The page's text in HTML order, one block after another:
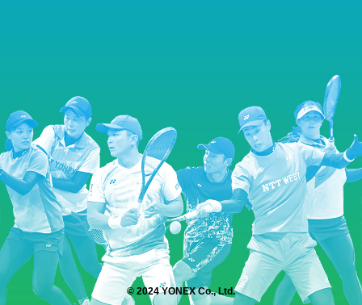
© 2024 YONEX Co., Ltd.